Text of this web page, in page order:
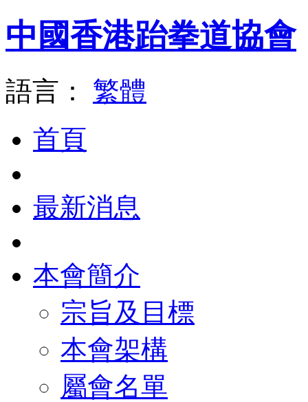
中國香港跆拳道協會
語言： 繁體
首頁
最新消息
本會簡介
宗旨及目標
本會架構
屬會名單